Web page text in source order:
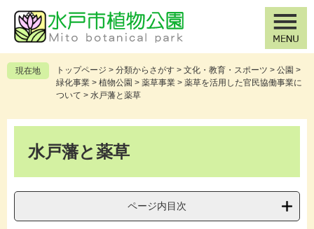
の
先
頭
ー
を
飛
現在地 トップページ > 分類からさがす > 文化・教育・スポーツ > 公園 >
緑化事業 > 植物公園 > 薬草事業 > 薬草を活用した官民協働事業に
ついて > 水戸藩と薬草
水戸藩と薬草
ページ内目次